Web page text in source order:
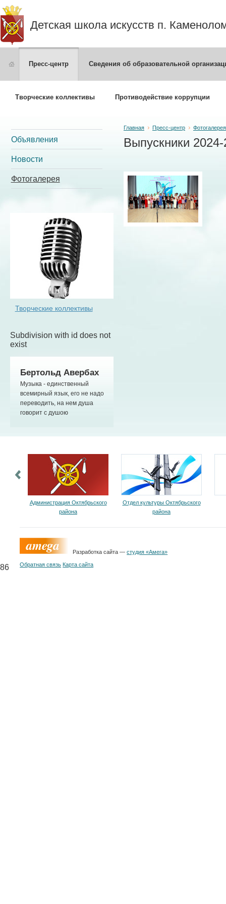
Детская школа искусств п.
Пресс-центр Сведения об образовательной
Творческие коллективы Противодействие коррупции
Объявления
Новости
Фотогалерея
Творческие коллективы
Subdivision with id does not
exist
Бертольд Авербах
Музыка - единственный
всемирный язык, его не надо
переводить, на нем душа
говорит с душою
Главная Пресс-центр Фотогалерея
Выпускники 2024-
Администрация Октябрьского
района
Отдел культуры Октябрьского
района
Разработка сайта —студия «Амега»
Обратная связь Карта сайта
86